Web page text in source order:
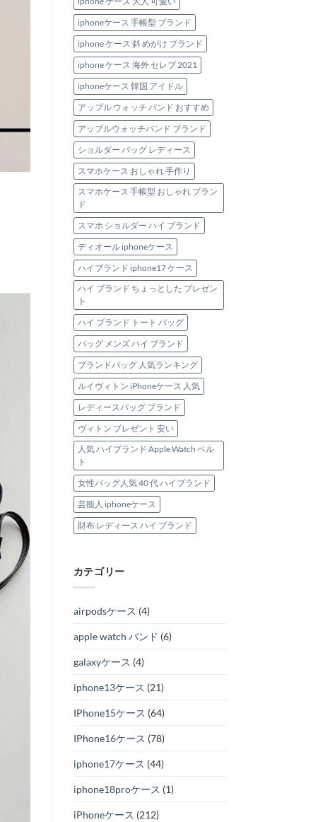
iphoneケース 手帳型 ブランド
iphone ケース 斜 めがけ ブランド
iphone ケース 海外 セレブ 2021
iphoneケース 韓国 アイドル
アップル ウォッチ バンド おすすめ
アップルウォッチバンド ブランド
ショルダー バッグ レディース
スマホケース おしゃれ 手作り
スマホケース 手帳型 おしゃれ ブラン
ド
スマホ ショルダー ハイ ブランド
ディオール iphoneケース
ハイブランド iphone17 ケース
ハイ ブランド ちょっとした プレゼン
ト
ハイ ブランド トート バッグ
バッグ メンズ ハイ ブランド
ブランドバッグ 人気ランキング
ルイヴィトン iPhoneケース 人気
レディースバッグ ブランド
ヴィトン プレゼント 安い
人気 ハイブランド Apple Watch ベル
ト
女性バッグ人気 40 代 ハイブランド
芸能人 iphoneケース
財布 レディース ハイ ブランド
カテゴリー
airpodsケース (4)
apple watch バンド (6)
galaxyケース (4)
iphone13ケース (21)
IPhone15ケース (64)
IPhone16ケース (78)
iphone17ケース (44)
iphone18proケース (1)
iPhoneケース (212)